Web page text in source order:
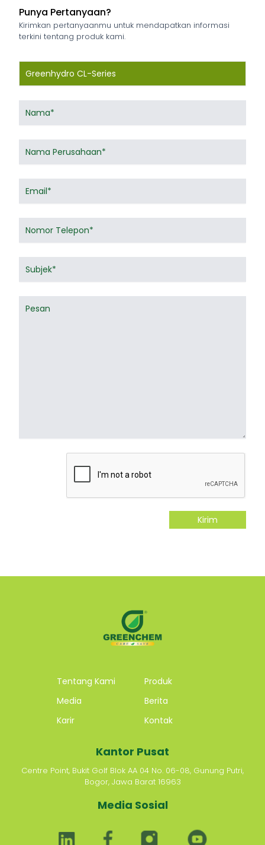
Greenhydro ST-Series
Water Clarifier Plus
Greenhydro FL-Series
Sludge Dewatering Agent
Greenhydro PC-Series
Eco-Water Clarifier
Greenhydro PA-Series
Koagulan
Greenhydro AH-Series
Coagulant
Greenfloc Series
Flocculant
Greenhydro CS-Series
Koagulan Anorganik
Punya Pertanyaan?
Kirimkan pertanyaanmu untuk mendapatkan informasi
terkini tentang produk kami.
Kirim
Tentang Kami
Produk
Media
Berita
Karir
Kontak
Kantor Pusat
Centre Point, Bukit Golf Blok AA 04 No. 06-08, Gunung Putri,
Bogor, Jawa Barat 16963
Media Sosial